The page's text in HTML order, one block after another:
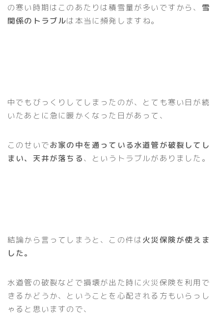
の寒い時期はこのあたりは積雪量が多いですから、 雪
関係のトラブルは本当に頻発しますね。
中でもびっくりしてしまったのが、とても寒い日が続
いたあとに急に暖かくなった日があって、
このせいでお家の中を通っている水道管が破裂してし
まい、天井が落ちる、というトラブルがありました。
結論から言ってしまうと、この件は火災保険が使えま
した。
水道管の破裂などで損壊が出た時に火災保険を利用で
きるかどうか、ということを心配される方もいらっし
ゃると思いますので、